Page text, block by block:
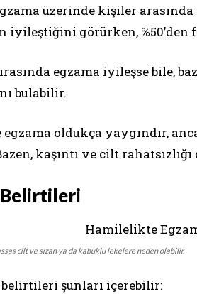
üzerinde kişiler
görürken,
egzama iyileşse bile,
bulabilir.
oldukça yaygındır,
kaşıntı ve cilt
Belirtileri
cilt ve sızan ya da kabuklu lekelere neden olabilir.
belirtileri şunları içerebilir: